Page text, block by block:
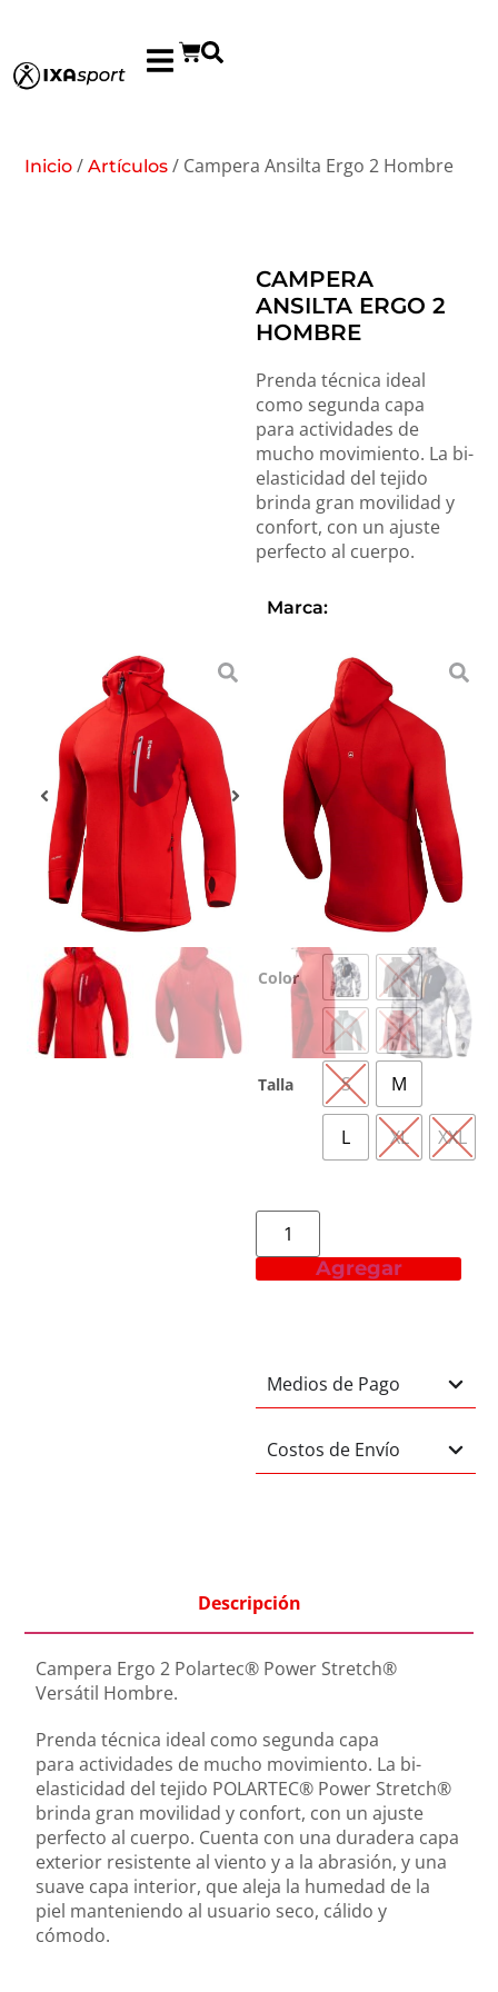
Inicio /Artículos / Campera Ansilta Ergo 2 Hombre
CAMPERA
ANSILTA ERGO 2
HOMBRE
Prenda técnica ideal
como segunda capa
para actividades de
mucho movimiento. La bi-
elasticidad del tejido
brinda gran movilidad y
confort, con un ajuste
perfecto al cuerpo.
Marca:
Confeccionada con
tecnología:
POLARTEC
POWER
STRETCH
280.000,00
Color
Talla S M
L XL XXL
Agregar
Medios de Pago
Costos de Envío
Descripción
Campera Ergo 2 Polartec® Power Stretch®
Versátil Hombre.
Prenda técnica ideal como segunda capa
para actividades de mucho movimiento. La bi-
elasticidad del tejido POLARTEC® Power Stretch®
brinda gran movilidad y confort, con un ajuste
perfecto al cuerpo. Cuenta con una duradera capa
exterior resistente al viento y a la abrasión, y una
suave capa interior, que aleja la humedad de la
piel manteniendo al usuario seco, cálido y
cómodo.